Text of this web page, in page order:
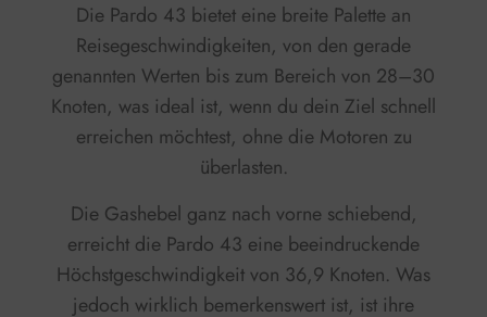
Die Pardo 43 bietet eine breite Palette an
Reisegeschwindigkeiten, von den gerade
genannten Werten bis zum Bereich von 28–30
Knoten, was ideal ist, wenn du dein Ziel schnell
erreichen möchtest, ohne die Motoren zu
überlasten.
Die Gashebel ganz nach vorne schiebend,
erreicht die Pardo 43 eine beeindruckende
Höchstgeschwindigkeit von 36,9 Knoten. Was
jedoch wirklich bemerkenswert ist, ist ihre